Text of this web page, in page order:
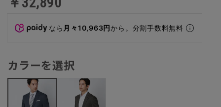
なら 月々10,963円から。分割手数料無料
カラーを選択